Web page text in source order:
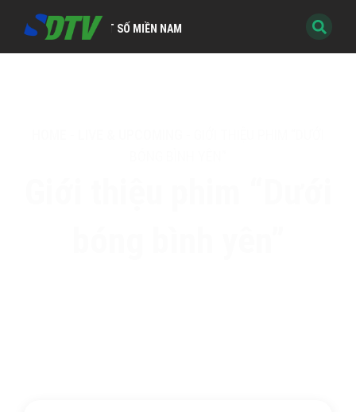
KỸ THUẬT SỐ MIỀN NAM